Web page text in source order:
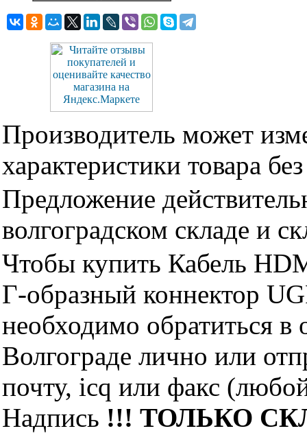
Производитель может
характеристики товара
Предложение
волгоградском складе и
Чтобы купить Кабель
Г-образный коннектор
необходимо
Волгограде лично или
почту, icq или факс
Надпись !!! ТОЛЬКО